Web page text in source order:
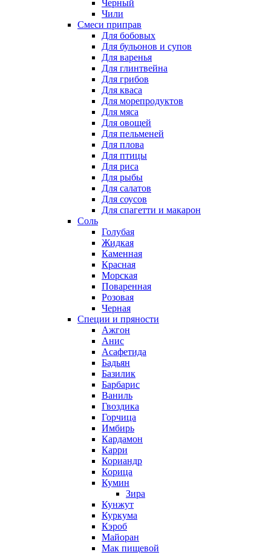
Черный
Чили
Смеси приправ
Для бобовых
Для бульонов и супов
Для варенья
Для глинтвейна
Для грибов
Для кваса
Для морепродуктов
Для мяса
Для овощей
Для пельменей
Для плова
Для птицы
Для риса
Для рыбы
Для салатов
Для соусов
Для спагетти и макарон
Соль
Голубая
Жидкая
Каменная
Красная
Морская
Поваренная
Розовая
Черная
Специи и пряности
Ажгон
Анис
Асафетида
Бадьян
Базилик
Барбарис
Ваниль
Гвоздика
Горчица
Имбирь
Кардамон
Карри
Кориандр
Корица
Кумин
Зира
Кунжут
Куркума
Кэроб
Майоран
Мак пищевой